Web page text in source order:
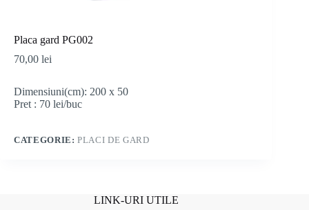
Placa gard PG002
70,00 lei
Dimensiuni(cm): 200 x 50
Pret : 70 lei/buc
CATEGORIE:PLACI DE GARD
LINK-URI UTILE